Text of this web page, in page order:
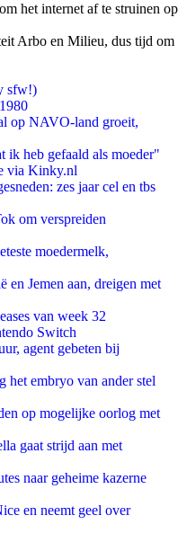
het internet af te struinen op
Arbo en Milieu, dus tijd om
sfw!)
op NAVO-land groeit,
ik heb gefaald als moeder"
via Kinky.nl
zes jaar cel en tbs
om verspreiden
moedermelk,
en Jemen aan, dreigen met
van week 32
Switch
agent gebeten bij
embryo van ander stel
op mogelijke oorlog met
gaat strijd aan met
naar geheime kazerne
en neemt geel over